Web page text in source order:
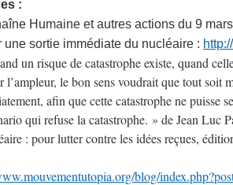
:
Humaine et autres actions du 9
une sortie immédiate du nucléaire :
un risque de catastrophe existe, quand
l’ampleur, le bon sens voudrait que tout soit
afin que cette catastrophe ne puisse
qui refuse la catastrophe. » de Jean Luc
: pour lutter contre les idées reçues,
org/blog/